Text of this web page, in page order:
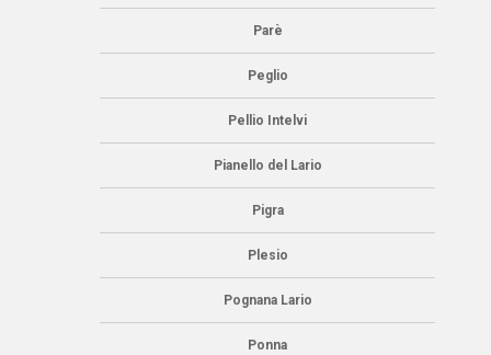
Parè
Peglio
Pellio Intelvi
Pianello del Lario
Pigra
Plesio
Pognana Lario
Ponna